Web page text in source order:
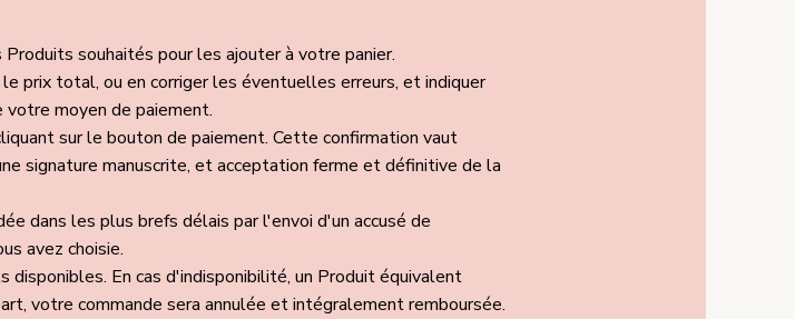
souhaités pour les ajouter à votre panier.
prix total, ou en corriger les éventuelles erreurs, et indiquer
moyen de paiement.
sur le bouton de paiement. Cette confirmation vaut
signature manuscrite, et acceptation ferme et définitive de la
dans les plus brefs délais par l'envoi d'un accusé de
avez choisie.
En cas d'indisponibilité, un Produit équivalent
votre commande sera annulée et intégralement remboursée.